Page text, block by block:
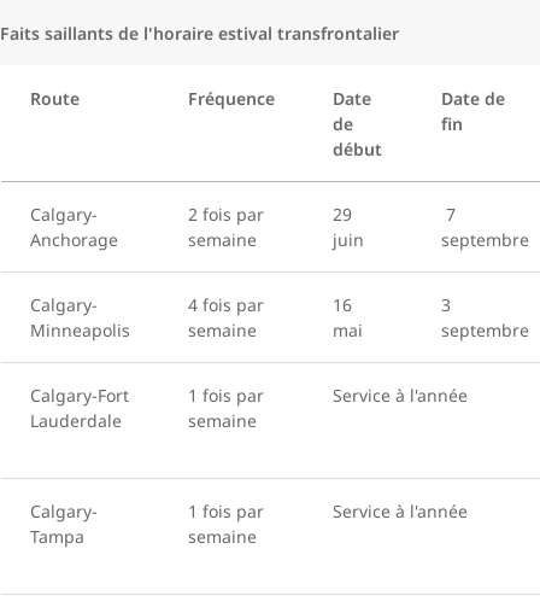
Faits saillants de l'horaire estival transfrontalier
Route Fréquence
Date
de
début
Date de
fin
Calgary-
Anchorage
2 fois par
semaine
29
juin
7
septembre
Calgary-
Minneapolis
4 fois par
semaine
16
mai
3
septembre
Calgary-Fort
Lauderdale
1 fois par
semaine
Service à l'année
Calgary-
Tampa
1 fois par
semaine
Service à l'année